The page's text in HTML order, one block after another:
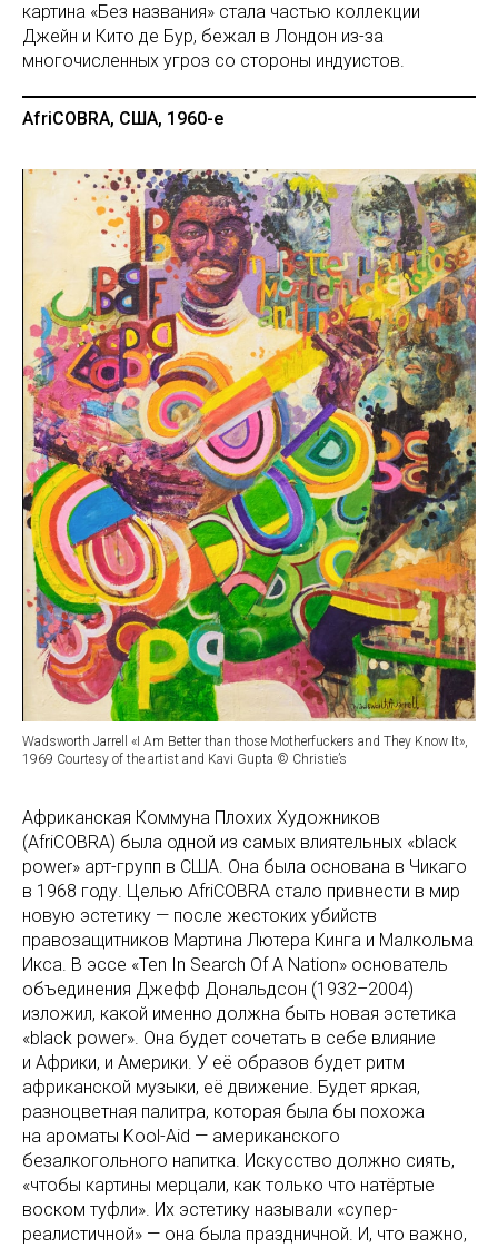
картина «Без названия» стала частью коллекции
Джейн и Кито де Бур, бежал в Лондон из-за
многочисленных угроз со стороны индуистов.
AfriCOBRA, США, 1960-е
Wadsworth Jarrell «I Am Better than those Motherfuckers and They Know It»,
1969 Courtesy of the artist and Kavi Gupta © Christie’s
Африканская Коммуна Плохих Художников
(AfriCOBRA) была одной из самых влиятельных «black
power» арт-групп в США. Она была основана в Чикаго
в 1968 году. Целью AfriCOBRA стало привнести в мир
новую эстетику — после жестоких убийств
правозащитников Мартина Лютера Кинга и Малкольма
Икса. В эссе «Ten In Search Of A Nation» основатель
объединения Джефф Дональдсон (1932–2004)
изложил, какой именно должна быть новая эстетика
«black power». Она будет сочетать в себе влияние
и Африки, и Америки. У её образов будет ритм
африканской музыки, её движение. Будет яркая,
разноцветная палитра, которая была бы похожа
на ароматы Kool-Aid — американского
безалкогольного напитка. Искусство должно сиять,
«чтобы картины мерцали, как только что натёртые
воском туфли». Их эстетику называли «супер-
реалистичной» — она была праздничной. И, что важно,